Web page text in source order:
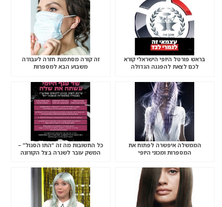
בראש פורטל היופי הישראלי קורא
לכם לצאת להפגנה הגדולה
זה קורה מסתמנת חזרה לעבודה
משבוע הבא למספרות
הממשלה איפשרה לפתוח את
המספרות ומכוני היופי
כל התשובות מה זה “התו הסגול” –
המשק עובר לשגרה בצל הקורונה